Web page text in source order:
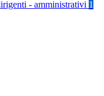
- amministrativi 1